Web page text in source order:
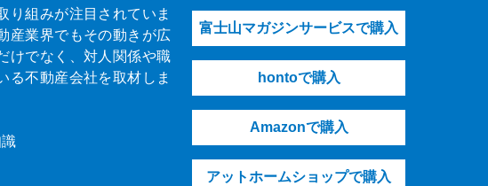
り組みが注目されていま
産業界でもその動きが広
けでなく、対人関係や職
る不動産会社を取材しま
富士山マガジンサービスで購入
hontoで購入
Amazonで購入
アットホームショップで購入